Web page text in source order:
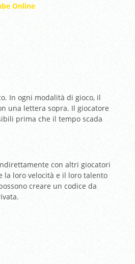
Online
In ogni modalità di gioco, il
una lettera sopra. Il giocatore
prima che il tempo scada
con altri giocatori
la loro velocità e il loro talento
creare un codice da